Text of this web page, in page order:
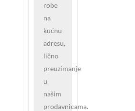
robe
na
kućnu
adresu,
lično
preuzimanje
u
našim
prodavnicama.